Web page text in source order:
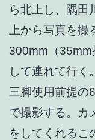
ら北上し、隅田
上から写真を撮
300mm（
して連れて行く。
三脚使用前提の
で撮影する。カ
をしてくれるこ